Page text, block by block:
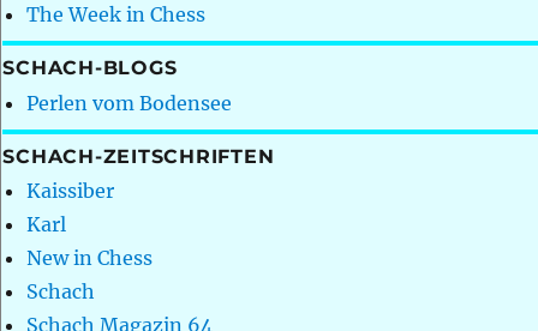
The Week in Chess
SCHACH-BLOGS
Perlen vom Bodensee
SCHACH-ZEITSCHRIFTEN
Kaissiber
Karl
New in Chess
Schach
Schach Magazin 64